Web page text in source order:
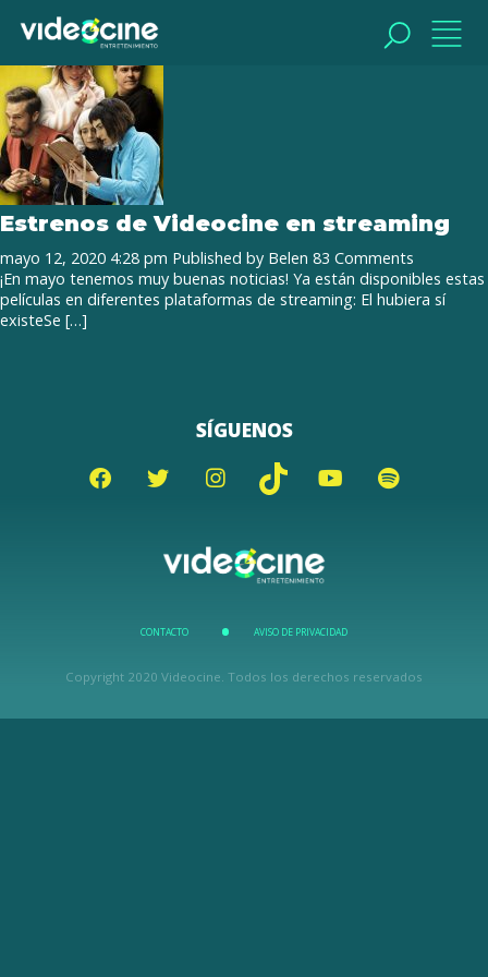
Tag Archive: amazon prime video
Estrenos de Videocine en streaming
mayo 12, 2020 4:28 pm Published by Belen 83 Comments
¡En mayo tenemos muy buenas noticias! Ya están disponibles estas
películas en diferentes plataformas de streaming: El hubiera sí
existeSe […]
SÍGUENOS
CONTACTO AVISO DE PRIVACIDAD
Copyright 2020 Videocine. Todos los derechos reservados